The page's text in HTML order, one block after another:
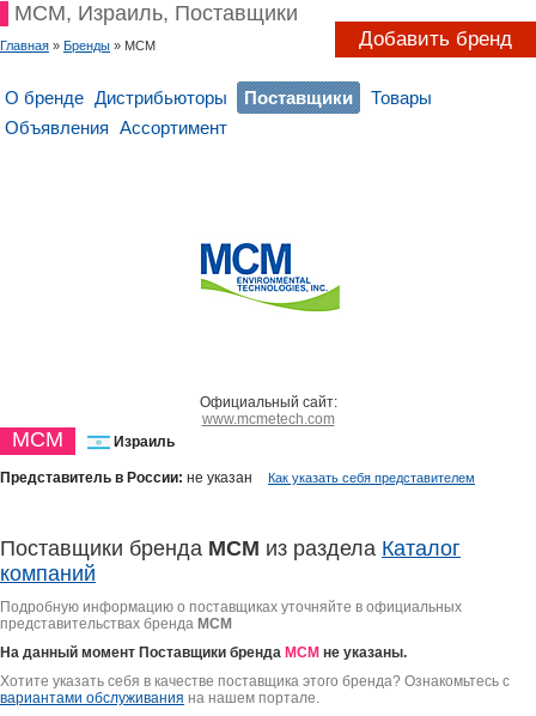
MCM, Израиль, Поставщики
Главная » Бренды » MCM Добавить бренд
О бренде Дистрибьюторы Поставщики
Товары
Объявления Ассортимент
Официальный сайт:
www.mcmetech.com
MCM Израиль
Представитель в России: не указан Как указать себя представителем
Поставщики бренда MCM из раздела Каталог
компаний
Подробную информацию о поставщиках уточняйте в официальных
представительствах бренда MCM
На данный момент Поставщики бренда MCM не указаны.
Хотите указать себя в качестве поставщика этого бренда? Ознакомьтесь с
вариантами обслуживания на нашем портале.